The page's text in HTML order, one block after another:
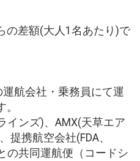
の差額(大人1名あたり)で
運航会社・乗務員にて運
インズ)、AMX(天草エア
提携航空会社(FDA、
の共同運航便（コードシ